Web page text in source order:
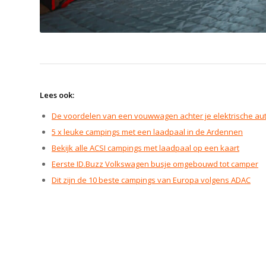
Lees ook:
De voordelen van een vouwwagen achter je elektrische
5 x leuke campings met een laadpaal in de Ardennen
Bekijk alle ACSI campings met laadpaal op een kaart
Eerste ID.Buzz Volkswagen busje omgebouwd tot camper
Dit zijn de 10 beste campings van Europa volgens ADAC